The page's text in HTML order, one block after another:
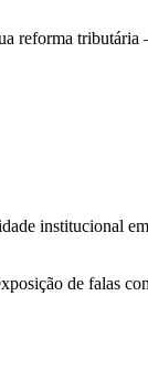
reforma
institucional
de falas